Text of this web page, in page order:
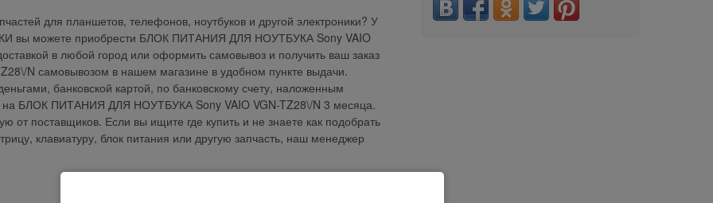
для планшетов, телефонов, ноутбуков и другой электроники? У
вы можете приобрести БЛОК ПИТАНИЯ ДЛЯ НОУТБУКА Sony VAIO
в любой город или оформить самовывоз и получить ваш заказ
N самовывозом в нашем магазине в удобном пункте выдачи.
банковской картой, по банковскому счету, наложенным
на БЛОК ПИТАНИЯ ДЛЯ НОУТБУКА Sony VAIO VGN-TZ28\/N 3 месяца.
поставщиков. Если вы ищите где купить и не знаете как подобрать
клавиатуру, блок питания или другую запчасть, наш менеджер